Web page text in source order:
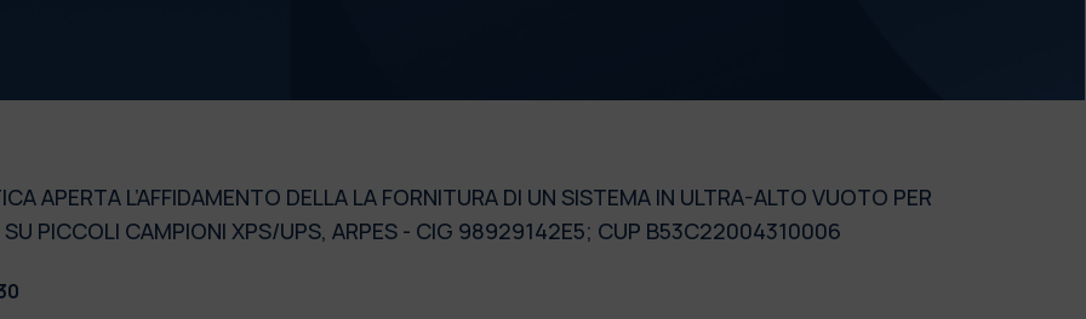
APERTA L’AFFIDAMENTO DELLA LA FORNITURA DI UN SISTEMA IN ULTRA-ALTO VUOTO PER
SU PICCOLI CAMPIONI XPS/UPS, ARPES - CIG 98929142E5; CUP B53C22004310006